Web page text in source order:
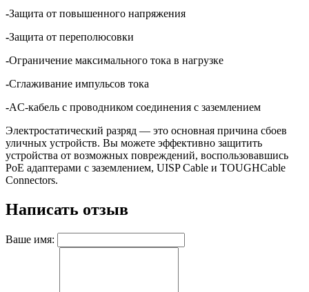
-Защита от повышенного напряжения
-Защита от переполюсовки
-Ограничение максимального тока в нагрузке
-Сглаживание импульсов тока
-AC-кабель с проводником соединения с заземлением
Электростатический разряд — это основная причина сбоев
уличных устройств. Вы можете эффективно защитить
устройства от возможных повреждений, воспользовавшись
PoE адаптерами с заземлением, UISP Cable и TOUGHCable
Connectors.
Написать отзыв
Ваше имя: